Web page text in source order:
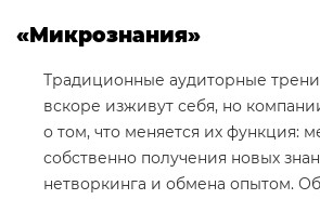
«Микрознания»
Традиционные аудиторные
вскоре изживут себя, но
о том, что меняется их функция:
собственно получения новых
нетворкинга и обмена опытом.